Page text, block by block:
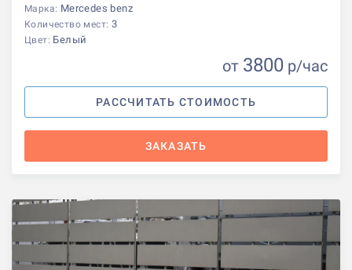
Марка: Mercedes benz
Количество мест: 3
Цвет: Белый
от 3800 р/час
РАССЧИТАТЬ СТОИМОСТЬ
ЗАКАЗАТЬ